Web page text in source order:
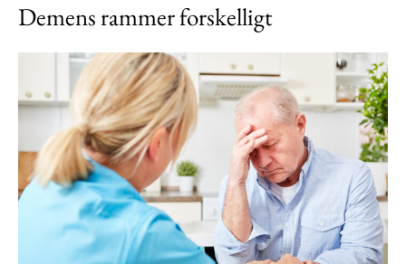
Demens rammer forskelligt